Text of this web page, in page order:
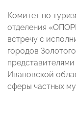
Комитет по
отделения
встречу с
городов
Ивановской
сферы частных